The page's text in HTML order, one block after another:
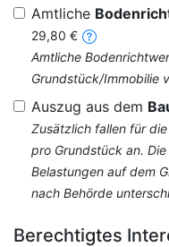
Amtliche
29,80 €
Amtliche
Grundstück/Immobilie
Auszug aus dem
Zusätzlich fallen für
pro Grundstück an.
Belastungen auf dem
nach Behörde
Berechtigtes